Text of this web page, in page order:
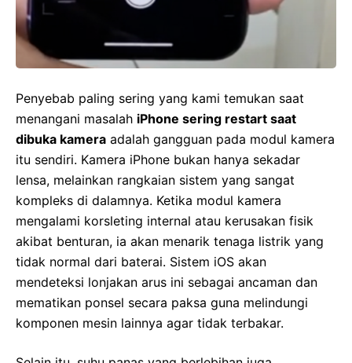
Penyebab paling sering yang kami temukan saat
menangani masalah iPhone sering restart saat
dibuka kamera adalah gangguan pada modul kamera
itu sendiri. Kamera iPhone bukan hanya sekadar
lensa, melainkan rangkaian sistem yang sangat
kompleks di dalamnya. Ketika modul kamera
mengalami korsleting internal atau kerusakan fisik
akibat benturan, ia akan menarik tenaga listrik yang
tidak normal dari baterai. Sistem iOS akan
mendeteksi lonjakan arus ini sebagai ancaman dan
mematikan ponsel secara paksa guna melindungi
komponen mesin lainnya agar tidak terbakar.